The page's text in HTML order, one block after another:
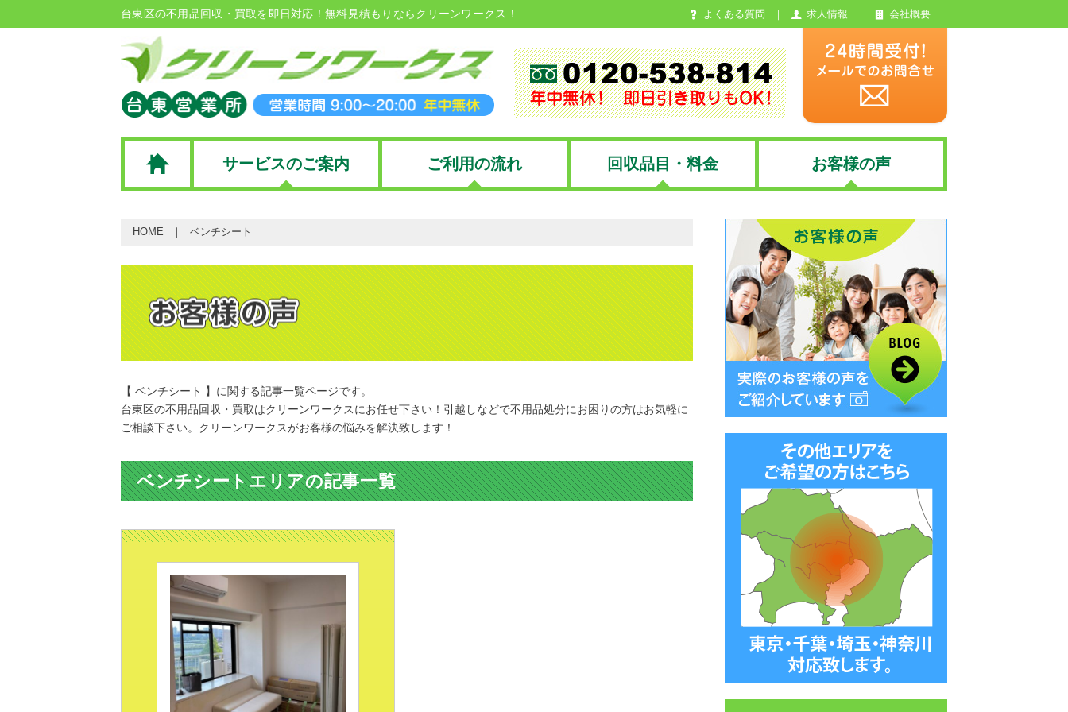
台東区の不用品回収・買取を即日対応！無料見積もりならクリーンワークス！ よくある質問 求人情報 会社概要
サービスのご案内 ご利用の流れ 回収品目・料金 お客様の声
HOME ベンチシート
【 ベンチシート 】に関する記事一覧ページです。
台東区の不用品回収・買取はクリーンワークスにお任せ下さい！引越しなどで不用品処分にお困りの方はお気軽に
ご相談下さい。クリーンワークスがお客様の悩みを解決致します！
ベンチシートエリアの記事一覧